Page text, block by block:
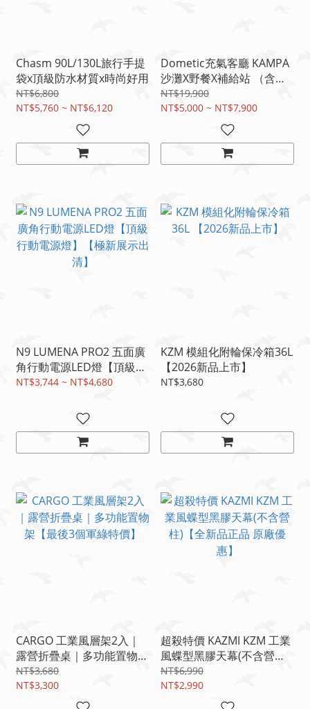
Chasm 90L/130L旅行手提
袋x頂級防水材質x時尚好用
NT$6,800
NT$5,760 ~ NT$6,120
Dometic充氣客廳 KAMPA
沙灘X野餐X補給站 （含四
邊）3米正方（展示中）/4
米正方-售完
NT$19,900
NT$5,000 ~ NT$7,900
N9 LUMENA PRO2 五面廣
角行動電源LED燈【頂級行
動電源燈】【極新展示出
NT$3,744 ~ NT$4,680
KZM 模組化附輪保冷箱36L
【2026新品上市】
NT$3,680
CARGO 工業風層架2入｜
露營折疊桌｜多功能置物架
【最後3個軍綠特價】
NT$3,680
NT$3,300
超殺特價 KAZMI KZM 工業
風蝶型黑膠天幕(不含營柱)
【全新品正品 原廠優惠】
NT$6,990
NT$2,990